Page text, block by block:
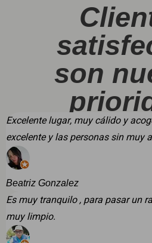
son
Excelente lugar, muy cálido y
excelente y las personas sin muy
Beatriz Gonzalez
Es muy tranquilo , para pasar un
muy limpio.